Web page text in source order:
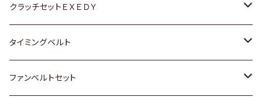
マツダ
三菱
スバル
アストロ（シボレー）
クライスラー
日産
ダイハツ
マツダ
日産
ホンダ
マツダ
ホンダ
スズキ
ダイハツ
クラッチセットＥＸＥＤＹ
ホンダ
スズキ
タイミングベルト
トヨタ
ファンベルトセット